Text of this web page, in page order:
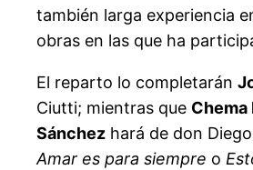
también larga experiencia
obras en las que ha
El reparto lo completarán
Ciutti; mientras que
Sánchez hará de don
Amar es para siempre o